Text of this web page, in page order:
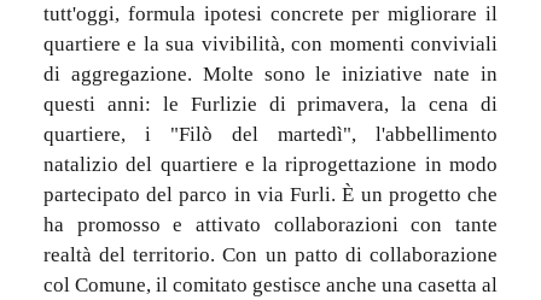
tutt'oggi, formula ipotesi concrete per migliorare il
quartiere e la sua vivibilità, con momenti conviviali
di aggregazione. Molte sono le iniziative nate in
questi anni: le Furlizie di primavera, la cena di
quartiere, i "Filò del martedì", l'abbellimento
natalizio del quartiere e la riprogettazione in modo
partecipato del parco in via Furli. È un progetto che
ha promosso e attivato collaborazioni con tante
realtà del territorio. Con un patto di collaborazione
col Comune, il comitato gestisce anche una casetta al